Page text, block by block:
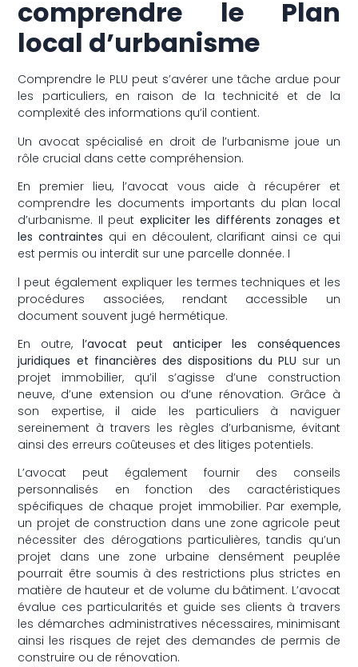
comprendre le Plan
local d’urbanisme
Comprendre le PLU peut s’avérer une tâche ardue pour
les particuliers, en raison de la technicité et de la
complexité des informations qu’il contient.
Un avocat spécialisé en droit de l’urbanisme joue un
rôle crucial dans cette compréhension.
En premier lieu, l’avocat vous aide à récupérer et
comprendre les documents importants du plan local
d’urbanisme. Il peut expliciter les différents zonages et
les contraintes qui en découlent, clarifiant ainsi ce qui
est permis ou interdit sur une parcelle donnée. I
l peut également expliquer les termes techniques et les
procédures associées, rendant accessible un
document souvent jugé hermétique.
En outre, l’avocat peut anticiper les conséquences
juridiques et financières des dispositions du PLU sur un
projet immobilier, qu’il s’agisse d’une construction
neuve, d’une extension ou d’une rénovation. Grâce à
son expertise, il aide les particuliers à naviguer
sereinement à travers les règles d’urbanisme, évitant
ainsi des erreurs coûteuses et des litiges potentiels.
L’avocat peut également fournir des conseils
personnalisés en fonction des caractéristiques
spécifiques de chaque projet immobilier. Par exemple,
un projet de construction dans une zone agricole peut
nécessiter des dérogations particulières, tandis qu’un
projet dans une zone urbaine densément peuplée
pourrait être soumis à des restrictions plus strictes en
matière de hauteur et de volume du bâtiment. L’avocat
évalue ces particularités et guide ses clients à travers
les démarches administratives nécessaires, minimisant
ainsi les risques de rejet des demandes de permis de
construire ou de rénovation.